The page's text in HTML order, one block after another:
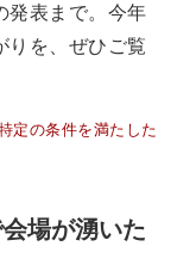
発表まで。今年
りを、ぜひご覧
定の条件を満たした
場が湧いた